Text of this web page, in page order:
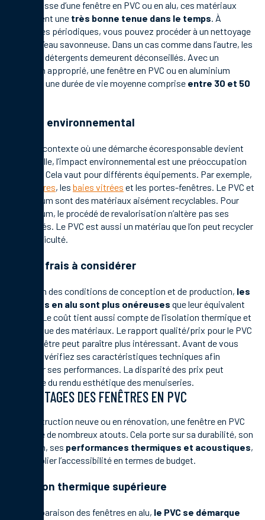
Qu’il s’agisse d’une fenêtre en PVC ou en alu, ces matériaux
présentent une très bonne tenue dans le temps. À
intervalles périodiques, vous pouvez procéder à un nettoyage
avec de l’eau savonneuse. Dans un cas comme dans l’autre, les
produits détergents demeurent déconseillés. Avec un
entretien approprié, une fenêtre en PVC ou en aluminium
possède une durée de vie moyenne comprise entre 30 et 50
Impact environnemental
Dans un contexte où une démarche écoresponsable devient
essentielle, l’impact environnemental est une préoccupation
légitime. Cela vaut pour différents équipements. Par exemple,
fenêtres, les baies vitrées et les portes-fenêtres. Le PVC et
l’aluminium sont des matériaux aisément recyclables. Pour
l’aluminium, le procédé de revalorisation n’altère pas ses
propriétés. Le PVC est aussi un matériau que l’on peut recycler
sans difficulté.
Prix et frais à considérer
En raison des conditions de conception et de production, les
fenêtres en alu sont plus onéreuses que leur équivalent
en PVC. Le coût tient aussi compte de l’isolation thermique et
acoustique des matériaux. Le rapport qualité/prix pour le PVC
d’une fenêtre peut paraître plus intéressant. Avant de vous
engager, vérifiez ses caractéristiques techniques afin
d’estimer ses performances. La disparité des prix peut
dépendre du rendu esthétique des menuiseries.
AVANTAGES DES FENÊTRES EN PVC
En construction neuve ou en rénovation, une fenêtre en PVC
présente de nombreux atouts. Cela porte sur sa durabilité, son
entretien, ses performances thermiques et acoustiques,
sans oublier l’accessibilité en termes de budget.
Isolation thermique supérieure
En comparaison des fenêtres en alu, le PVC se démarque